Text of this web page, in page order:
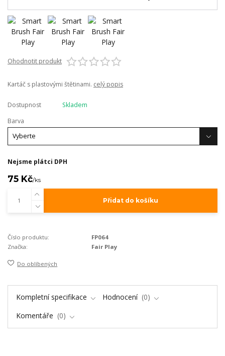
Ohodnotit produkt
Kartáč s plastovými štětinami. celý popis
Dostupnost
Skladem
Barva
Nejsme plátci DPH
75 Kč/ks
Přidat do košíku
Číslo produktu:
FP064
Značka:
Fair Play
Do oblíbených
Kompletní specifikace Hodnocení
0
Komentáře
0